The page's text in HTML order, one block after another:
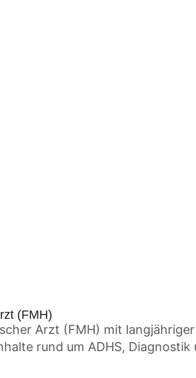
(FMH)
Arzt (FMH) mit
rund um ADHS,